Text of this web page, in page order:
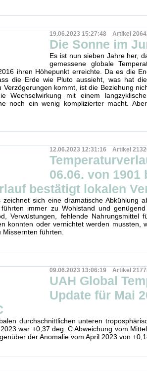
19.06.2023 15:27:48 Artikel
Die Sonne im
Es ist nun sieben Jahre her,
gemessene globale
ihren Höhepunkt erreichte. Da es die
die Erde wie Pluto aussieht, was hat
Verzögerungen kommt, ist die Beziehung
mit einem
noch ein wenig komplizierter macht.
12.06.2023 12:31:16 Artikel
06.06. von 1901
bestätigt lokalen
zeichnet sich eine dramatische Abkühlung
immer zu Wohlstand und genügend
Verwüstungen, fehlende Nahrungsmittel
konnten oder vernichtet werden mussten,
führten.
09.06.2023 13:06:19 Artikel
UAH Global
Update für Mai
durchschnittlichen unteren
war +0,37 deg. C Abweichung vom
der Anomalie vom April 2023 von